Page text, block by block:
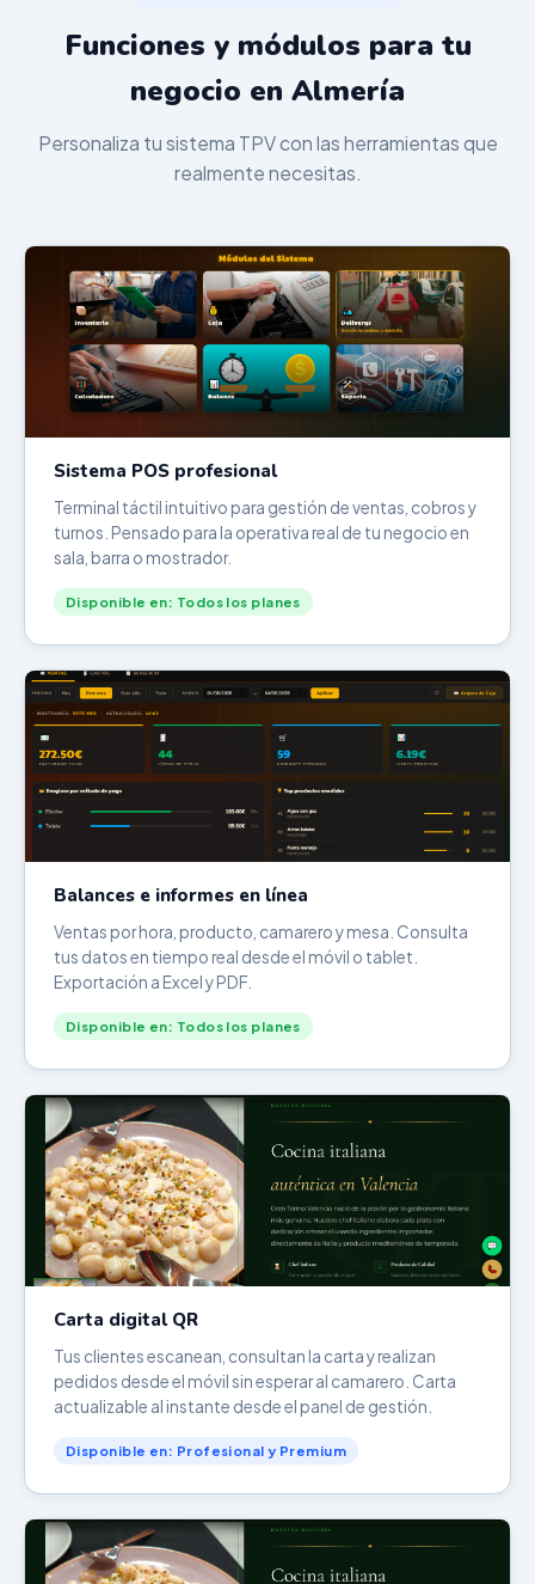
Funciones y módulos para tu
negocio en Almería
Personaliza tu sistema TPV con las herramientas que
realmente necesitas.
Sistema POS profesional
Terminal táctil intuitivo para gestión de ventas, cobros y
turnos. Pensado para la operativa real de tu negocio en
sala, barra o mostrador.
Disponible en: Todos los planes
Balances e informes en línea
Ventas por hora, producto, camarero y mesa. Consulta
tus datos en tiempo real desde el móvil o tablet.
Exportación a Excel y PDF.
Disponible en: Todos los planes
Carta digital QR
Tus clientes escanean, consultan la carta y realizan
pedidos desde el móvil sin esperar al camarero. Carta
actualizable al instante desde el panel de gestión.
Disponible en: Profesional y Premium